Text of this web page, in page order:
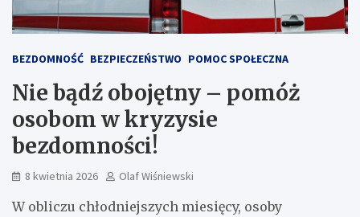
BEZDOMNOŚĆ BEZPIECZEŃSTWO POMOC SPOŁECZNA
Nie bądź obojętny – pomóż
osobom w kryzysie
bezdomności!
8 kwietnia 2026 Olaf Wiśniewski
W obliczu chłodniejszych miesięcy, osoby